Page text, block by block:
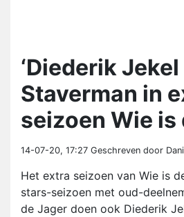
‘Diederik
Staverman in
seizoen Wie is
14-07-20, 17:27 Geschreven door
Het extra seizoen van Wie is
stars-seizoen met oud-
de Jager doen ook Diederik